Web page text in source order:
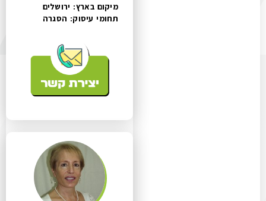
מיקום בארץ: ירושלים
תחומי עיסוק: הסגרה